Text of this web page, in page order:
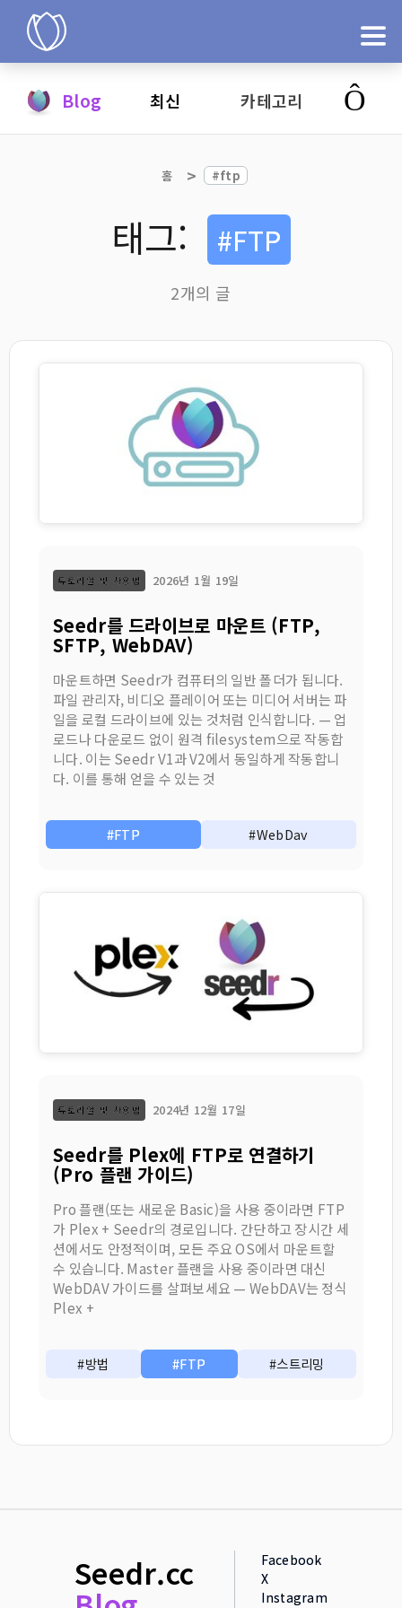
지금 시도
Blog 최신 카테고리
홈 #ftp
태그: #FTP
2개의 글
튜토리얼 및 사용법 2026년 1월 19일
Seedr를 드라이브로 마운트 (FTP,
SFTP, WebDAV)
마운트하면 Seedr가 컴퓨터의 일반 폴더가 됩니다.
파일 관리자, 비디오 플레이어 또는 미디어 서버는 파
일을 로컬 드라이브에 있는 것처럼 인식합니다. — 업
로드나 다운로드 없이 원격 filesystem으로 작동합
니다. 이는 Seedr V1과 V2에서 동일하게 작동합니
다. 이를 통해 얻을 수 있는 것
#FTP #WebDav
튜토리얼 및 사용법 2024년 12월 17일
Seedr를 Plex에 FTP로 연결하기
(Pro 플랜 가이드)
Pro 플랜(또는 새로운 Basic)을 사용 중이라면 FTP
가 Plex + Seedr의 경로입니다. 간단하고 장시간 세
션에서도 안정적이며, 모든 주요 OS에서 마운트할
수 있습니다. Master 플랜을 사용 중이라면 대신
WebDAV 가이드를 살펴보세요 — WebDAV는 정식
Plex +
#방법 #FTP #스트리밍
Seedr.cc
Facebook
X
Instagram